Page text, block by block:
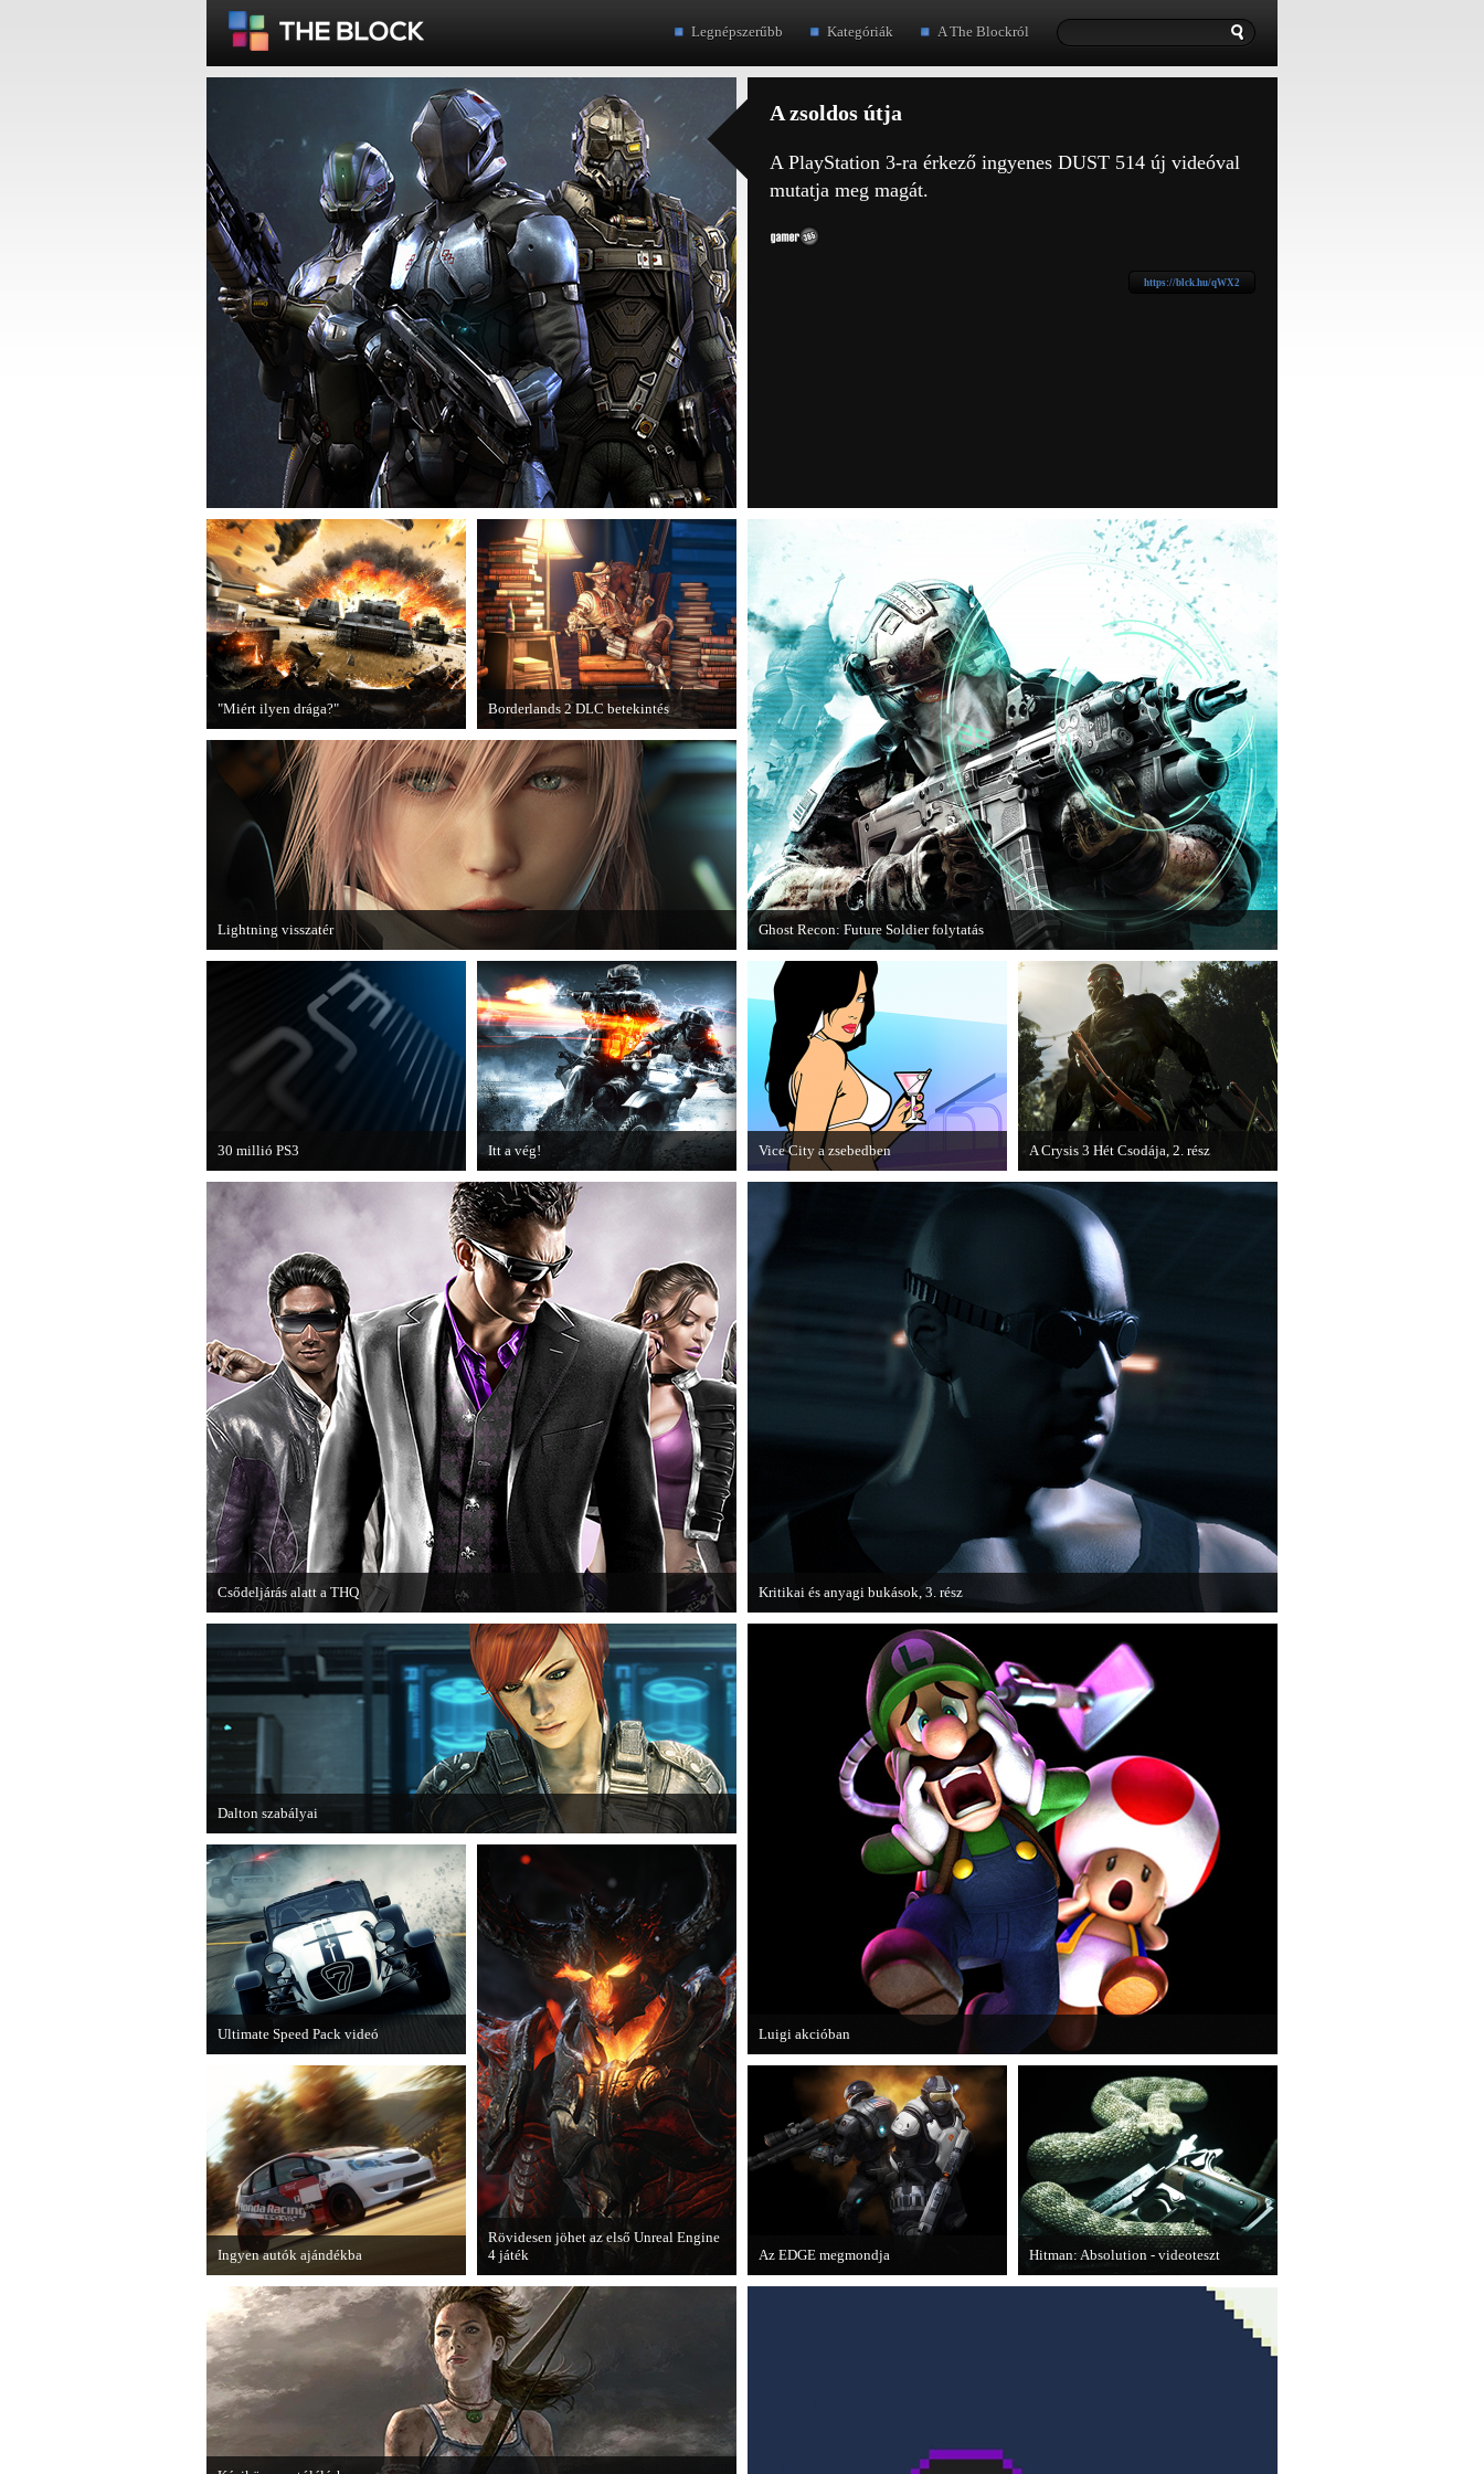
Legnépszerűbb Kategóriák A The Blockról
A zsoldos útja
A PlayStation 3-ra érkező ingyenes DUST 514 új videóval
mutatja meg magát.
"Miért ilyen drága?"
A PC Guru utánajárt, miért kerülnek
olyan sokba a AAA-kategóriás
videojátékok.
Borderlands 2 DLC betekintés
2013. januárjában érkezik a a Sir
Hammerlock's Big Game Hunt DLC a
Borderlands 2 játékhoz.
Ghost Recon: Future Soldier folytatás
Több jel is utal arra, hogy készülőben van a Ghost Recon: Future Soldier következő
epizódja.
Lightning visszatér
Megjött a Lightning Returns: Final Fantasy XIII című játék első hivatalos videója.
30 millió PS3
A PAL régióban a PS3 átlépte a 30
milliós eladott darabszámot.
Itt a vég!
Hamarosan minden infó kiderül a
Battlefield 3 utolsó, End Game
kiegészítőjéről.
Vice City a zsebedben
Editionről készített tesztet a PC Guru.
A Crysis 3 Hét Csodája, 2. rész
Megjelent a Crysis 3 videosorozat
második része, amely a The Hunt címet
Csődeljárás alatt a THQ
Egy újabb videojáték-kiadó került csődeljárás alá, aki nem más, mint a THQ.
Kritikai és anyagi bukások, 3. rész
A PC Guru "Kritikai és anyagi bukások" című cikksorozatának utolsó részét
Dalton szabályai
Új videóval jelentkezik az Insomniac Games játéka, a Fuse.
Luigi akcióban
A Nintendo 3DS-re készülő Luigi's Mansion: Dark Moon újabb képeken mutatja meg
Ultimate Speed Pack videó
Már elérhető a Need for Speed Most
Wanted első nagyobb kiegészítő
csomagja.
Rövidesen jöhet az első Unreal Engine
4 játék
A Zombie Studios készölő játéka az
Epic Games legújabb motorját, az
Unreal Engine 4-et fogja használni.
Ingyen autók ajándékba
A Forza Horizon készítői ingyenesen
letölthető autókkal kedveskednek a
játékosok számára.
Az EDGE megmondja Hitman: Absolution - videoteszt
A PC Gurutól Bate és Chris mutatják be